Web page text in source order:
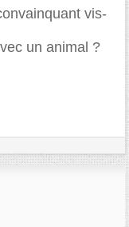
vis-
un animal ?